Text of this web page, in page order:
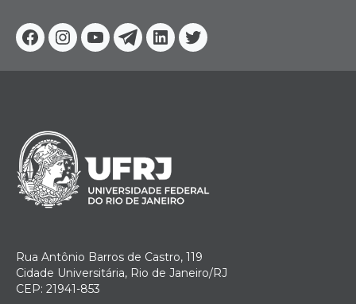
Facebook
Instagram
YoutubeTelegram
Linkedin
Twitter
Rua Antônio Barros de Castro, 119
Cidade Universitária, Rio de Janeiro/RJ
CEP: 21941-853